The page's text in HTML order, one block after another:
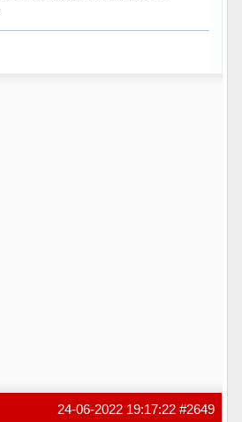
#2649
24-06-2022 19:17:22